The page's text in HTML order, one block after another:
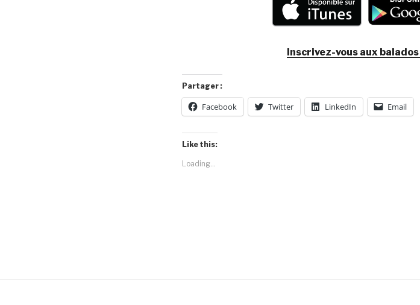
Inscrivez-vous aux
Partager :
Facebook Twitter LinkedIn Email
Like this:
Loading...